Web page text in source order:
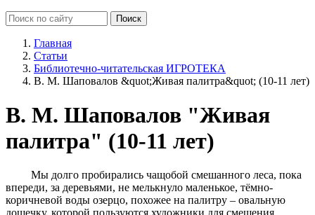
Главная
Статьи
Библиотечно-читательская ИГРОТЕКА
В. М. Шаповалов &quot;Живая палитра&quot; (10-11 лет)
В. М. Шаповалов "Живая
палитра" (10-11 лет)
Мы долго пробирались чащобой смешанного леса, пока
впереди, за деревьями, не мелькнуло маленькое, тёмно-
коричневой воды озерцо, похожее на палитру – овальную